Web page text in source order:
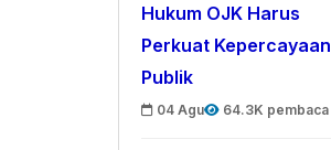
Hukum OJK Harus
Perkuat Kepercayaan
Publik
04 Agu 64.3K pembaca